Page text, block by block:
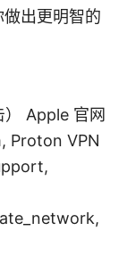
出更明智的
） Apple 官网
Proton VPN